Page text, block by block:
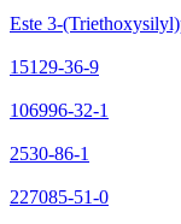
Este 3-
15129-36-9
106996-32-1
2530-86-1
227085-51-0